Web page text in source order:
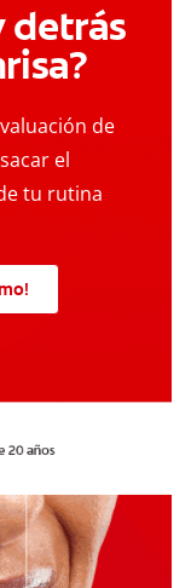
detrás
de
el
tu rutina